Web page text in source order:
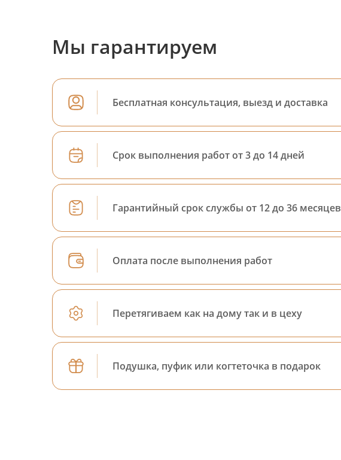
Мы гарантируем
Бесплатная консультация, выезд и доставка
Срок выполнения работ от 3 до 14 дней
Гарантийный срок службы от 12 до 36 месяцев
Оплата после выполнения работ
Перетягиваем как на дому так и в цеху
Подушка, пуфик или когтеточка в подарок